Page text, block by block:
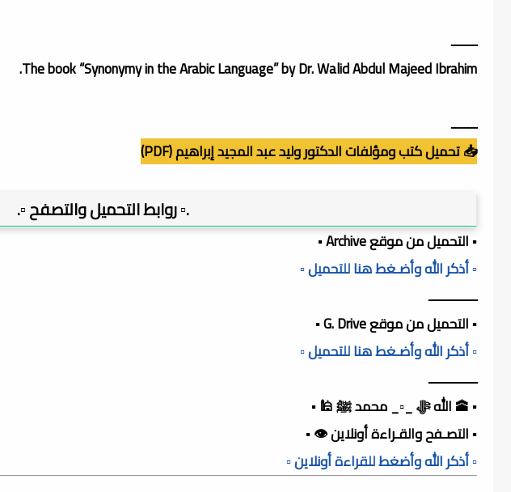
ــــــــ
The book “Synonymy in the Arabic Language” by Dr. Walid Abdul Majeed Ibrahim.
ــــــــ
📥 تحميل كتب ومؤلفات الدكتور وليد عبد المجيد إبراهيم (PDF)
.▫️ روابط التحميل والتصفح ▫️.
▪️ التحميل من موقع Archive ▪️
▫️ أذكر الله وأضـغط هنا للتحميل ▫️
ـــــــــــــــ
▪️ التحميل من موقع G. Drive ▪️
▫️ أذكر الله وأضـغط هنا للتحميل ▫️
ـــــــــــــــ
▪️ 🕋 الله ﷻ _▫️_ محمد ﷺ 🕌 ▪️
▪️ التصـفح والقـراءة أونلاين 👁️ ▪️
▫️ أذكر الله وأضغط للقراءة أونلاين ▫️